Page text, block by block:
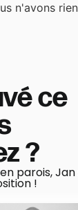
n'avons
ce
?
parois, Jan
!